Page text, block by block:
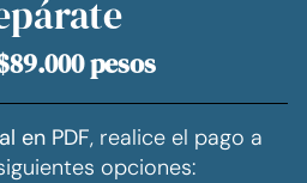
pesos
en PDF, realice el pago a
opciones: